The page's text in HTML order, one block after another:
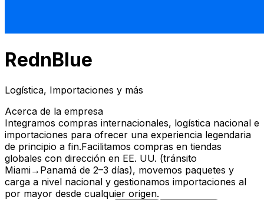
RednBlue
Logística, Importaciones y más
Acerca de la empresa
Integramos compras internacionales, logística nacional e
importaciones para ofrecer una experiencia legendaria
de principio a fin.Facilitamos compras en tiendas
globales con dirección en EE. UU. (tránsito
Miami→Panamá de 2–3 días), movemos paquetes y
carga a nivel nacional y gestionamos importaciones al
por mayor desde cualquier origen.